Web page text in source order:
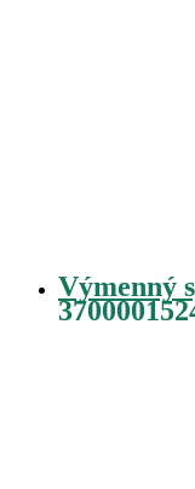
Výmenný